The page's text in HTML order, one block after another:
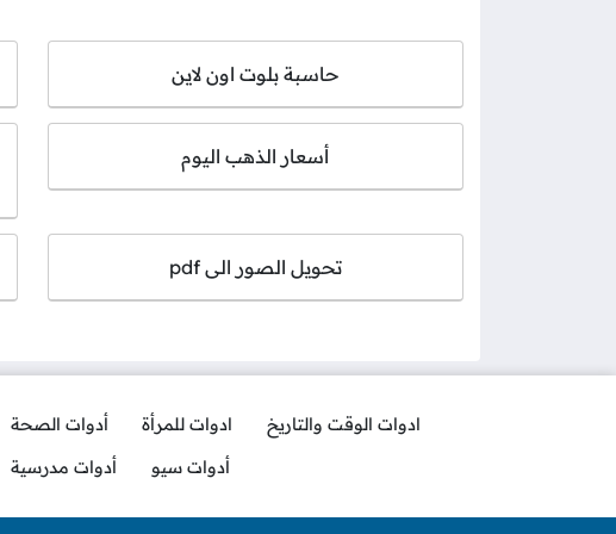
حاسبة بلوت اون لاين
أسعار الذهب اليوم
تحويل الصور الى pdf
ادوات الوقت والتاريخ ادوات للمرأة أدوات الصحة
أدوات سيو
أدوات مدرسية